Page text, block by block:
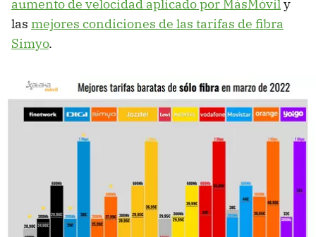
aumento de velocidad aplicado por MásMóvil y
las mejores condiciones de las tarifas de fibra
Simyo.